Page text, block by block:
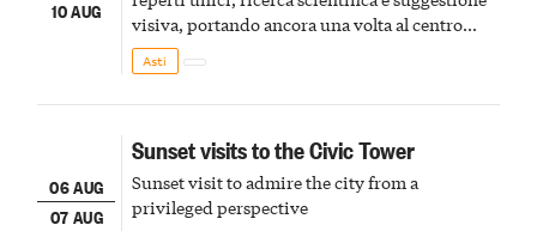
10 AUG
visiva, portando ancora una volta al centro
della scena le meraviglie del passato astigiano
Asti
06 AUG
07 AUG
Sunset visits to the Civic Tower
Sunset visit to admire the city from a
privileged perspective